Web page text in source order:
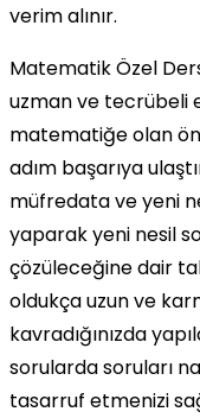
verim alınır.
Matematik Özel
uzman ve tecrübeli
matematiğe olan
adım başarıya
müfredata ve yeni
yaparak yeni nesil
çözüleceğine dair
oldukça uzun ve
kavradığınızda
sorularda soruları
tasarruf etmenizi